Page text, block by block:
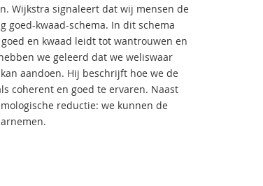
Wijkstra signaleert dat wij mensen de
kwaad-schema. In dit schema
en kwaad leidt tot wantrouwen en
we geleerd dat we weliswaar
aandoen. Hij beschrijft hoe we de
coherent en goed te ervaren. Naast
reductie: we kunnen de